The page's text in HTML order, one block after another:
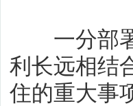
一分部署
利长远相结
住的重大事